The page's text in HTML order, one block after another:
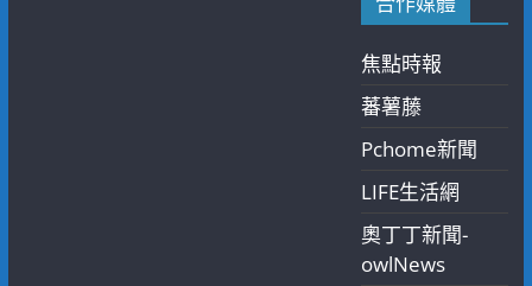
焦點時報
蕃薯藤
Pchome新聞
LIFE生活網
奧丁丁新聞-
owlNews